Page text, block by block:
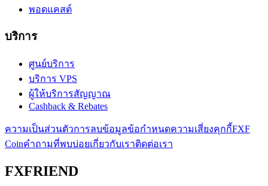
พอดแคสต์
บริการ
ศูนย์บริการ
บริการ VPS
ผู้ให้บริการสัญญาณ
Cashback & Rebates
ความเป็นส่วนตัวการลบข้อมูลข้อกำหนดความเสี่ยงคุกกี้FXF
Coinคำถามที่พบบ่อยเกี่ยวกับเราติดต่อเรา
FXFRIEND